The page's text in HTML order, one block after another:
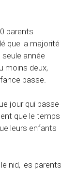
parents
que la majorité
seule année
moins deux,
passe.
jour qui passe
que le temps
leurs enfants
nid, les parents